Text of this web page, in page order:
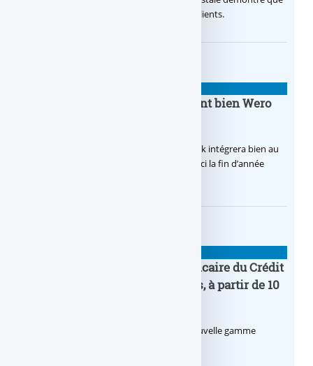
sa citoyenneté crée de la valeur pour ses clients.
BoursoBank intègrera finalement bien Wero
Après de multiples hésitations, Boursobank intégrera bien au
final la solution de virement SEPA Wero d’ici la fin d’année
Pro by CA : la nouvelle offre bancaire du Crédit
Agricole pour les entrepreneurs, à partir de 10
Le Crédit Agricole lance Pro by CA, une nouvelle gamme